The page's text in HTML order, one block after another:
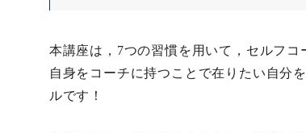
本講座は，7つの習慣を用いて，セルフ
自身をコーチに持つことで在りたい自分
ルです！